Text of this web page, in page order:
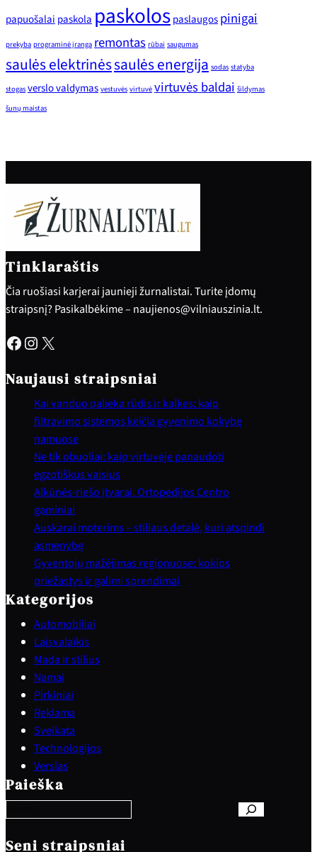
papuošalai paskola paskolospaslaugospinigai
prekyba programinė įranga remontas rūbai saugumas
saulės elektrinėssaulės energija sodas statyba
stogas verslo valdymas vestuvės virtuvė virtuvės baldai šildymas
šunų maistas
Tinklaraštis
Čia ruošiasi karjerai jaunieji žurnalistai. Turite įdomų
straipsnį? Pasikalbėkime – naujienos@vilniauszinia.lt.
Facebook Instagram X
Naujausi straipsniai
Kai vanduo palieka rūdis ir kalkes: kaip
filtravimo sistemos keičia gyvenimo kokybę
namuose
Ne tik obuoliai: kaip virtuvėje panaudoti
egzotiškus vaisius
Alkūnės-riešo įtvarai. Ortopedijos Centro
gaminiai
Auskarai moterims – stiliaus detalė, kuri atspindi
asmenybę
Gyventojų mažėjimas regionuose: kokios
priežastys ir galimi sprendimai
Kategorijos
Automobiliai
Laisvalaikis
Mada ir stilius
Namai
Pirkiniai
Reklama
Sveikata
Technologijos
Verslas
Paieška
e
a
c
h
Seni straipsniai